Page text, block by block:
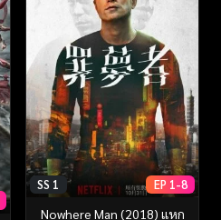
SS 1 EP 1-8
Nowhere Man (2018) แหก